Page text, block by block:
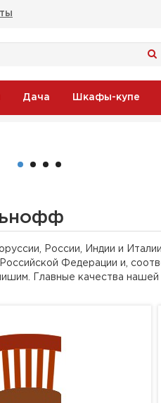
Дача Шкафы-купе
России, Индии и
Федерации и,
Главные качества